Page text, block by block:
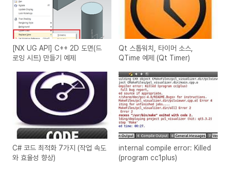
[NX UG API] C++ 2D 도면(드
로잉 시트) 만들기 예제
Qt 스톱워치, 타이머 소스,
QTime 예제 (Qt Timer)
C# 코드 최적화 7가지 (작업 속도
와 효율성 향상)
internal compile error: Killed
(program cc1plus)